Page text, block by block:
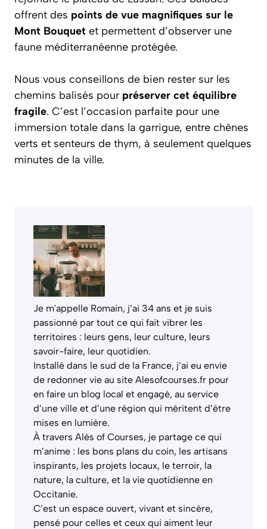
offrent des points de vue magnifiques sur le
Mont Bouquet et permettent d’observer une
faune méditerranéenne protégée.
Nous vous conseillons de bien rester sur les
chemins balisés pour préserver cet équilibre
fragile. C’est l’occasion parfaite pour une
immersion totale dans la garrigue, entre chênes
verts et senteurs de thym, à seulement quelques
minutes de la ville.
Je m'appelle Romain, j’ai 34 ans et je suis
passionné par tout ce qui fait vibrer les
territoires : leurs gens, leur culture, leurs
savoir-faire, leur quotidien.
Installé dans le sud de la France, j’ai eu envie
de redonner vie au site Alesofcourses.fr pour
en faire un blog local et engagé, au service
d’une ville et d’une région qui méritent d’être
mises en lumière.
À travers Alès of Courses, je partage ce qui
m’anime : les bons plans du coin, les artisans
inspirants, les projets locaux, le terroir, la
nature, la culture, et la vie quotidienne en
Occitanie.
C’est un espace ouvert, vivant et sincère,
pensé pour celles et ceux qui aiment leur